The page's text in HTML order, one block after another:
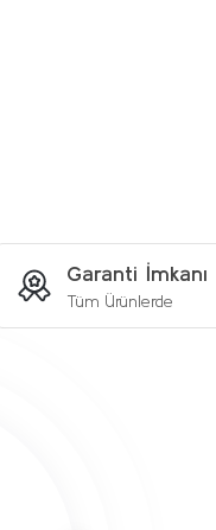
Garanti İmkanı
Tüm Ürünlerde